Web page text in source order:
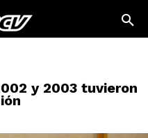
y 2003 tuvieron